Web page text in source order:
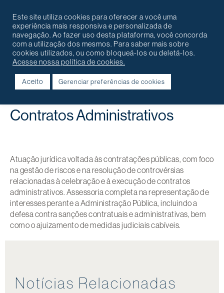
Voltar
Contratos Administrativos
Atuação jurídica voltada às contratações públicas, com foco
na gestão de riscos e na resolução de controvérsias
relacionadas à celebração e à execução de contratos
administrativos. Assessoria completa na representação de
interesses perante a Administração Pública, incluindo a
defesa contra sanções contratuais e administrativas, bem
como o ajuizamento de medidas judiciais cabíveis.
Notícias Relacionadas
Este site utiliza cookies para oferecer a você uma
experiência mais responsiva e personalizada de
navegação. Ao fazer uso desta plataforma, você concorda
com a utilização dos mesmos. Para saber mais sobre
cookies utilizados, ou como bloqueá-los ou deletá-los.
Acesse nossa política de cookies.
Aceito Gerenciar preferências de cookies